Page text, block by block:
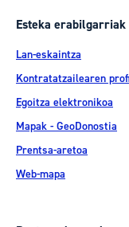
Esteka erabilgarriak
Lan-eskaintza
Kontratatzailearen
Egoitza elektronikoa
Mapak - GeoDonostia
Prentsa-aretoa
Web-mapa